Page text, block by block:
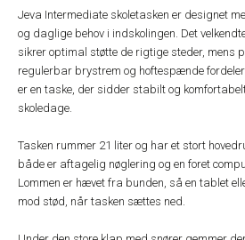
Jeva Intermediate skoletasken er designet
og daglige behov i indskolingen. Det
sikrer optimal støtte de rigtige steder, mens
regulerbar brystrem og hoftespænde
er en taske, der sidder stabilt og
skoledage.
Tasken rummer 21 liter og har et stort
både er aftagelig nøglering og en foret
Lommen er hævet fra bunden, så en tablet
mod stød, når tasken sættes ned.